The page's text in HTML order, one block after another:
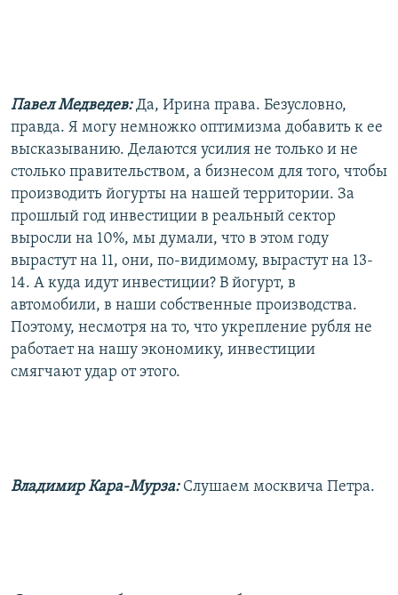
Павел Медведев:Да, Ирина права. Безусловно,
правда. Я могу немножко оптимизма добавить к ее
высказыванию. Делаются усилия не только и не
столько правительством, а бизнесом для того, чтобы
производить йогурты на нашей территории. За
прошлый год инвестиции в реальный сектор
выросли на 10%, мы думали, что в этом году
вырастут на 11, они, по-видимому, вырастут на 13-
14. А куда идут инвестиции? В йогурт, в
автомобили, в наши собственные производства.
Поэтому, несмотря на то, что укрепление рубля не
работает на нашу экономику, инвестиции
смягчают удар от этого.
Владимир Кара-Мурза: Слушаем москвича Петра.